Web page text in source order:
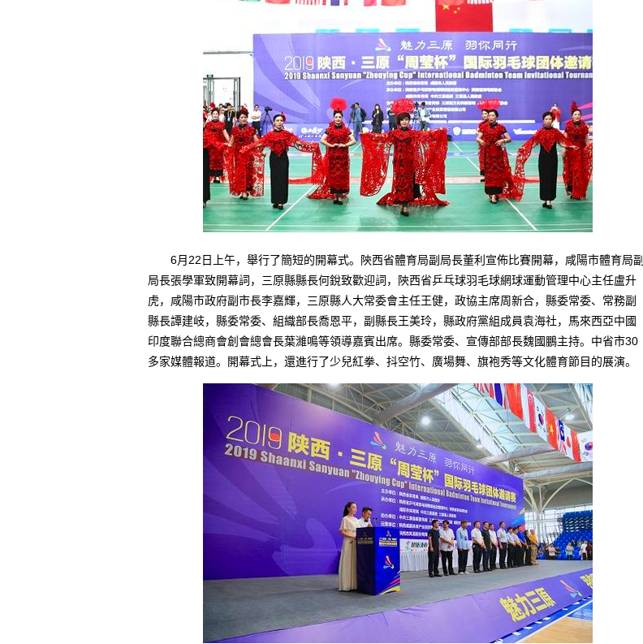
6月22日上午，舉行了簡短的開幕式。陝西省體育局副局長董利宣佈比賽開幕，咸陽市體育局副
局長張學軍致開幕詞，三原縣縣長何銳致歡迎詞，陝西省乒乓球羽毛球網球運動管理中心主任盧升
虎，咸陽市政府副市長李嘉輝，三原縣人大常委會主任王健，政協主席周新合，縣委常委、常務副
縣長譚建岐，縣委常委、組織部長喬恩平，副縣長王美玲，縣政府黨組成員袁海社，馬來西亞中國
印度聯合總商會創會總會長葉濰鳴等領導嘉賓出席。縣委常委、宣傳部部長魏國鵬主持。中省市30
多家媒體報道。開幕式上，還進行了少兒紅拳、抖空竹、廣場舞、旗袍秀等文化體育節目的展演。